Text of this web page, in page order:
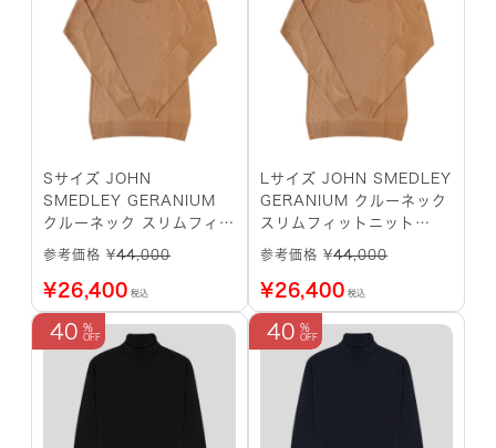
Sサイズ JOHN
SMEDLEY GERANIUM
クルーネック スリムフィッ
トニット NUTMEG
参考価格 ¥44,000
¥26,400 税込
Lサイズ JOHN SMEDLEY
GERANIUM クルーネック
スリムフィットニット
NUTMEG
参考価格 ¥44,000
¥26,400 税込
40 40